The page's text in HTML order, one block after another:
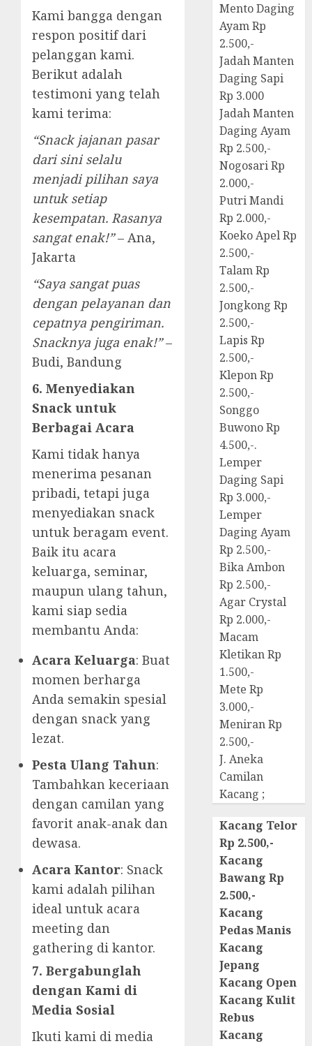
Kami bangga dengan
respon positif dari
pelanggan kami.
Berikut adalah
testimoni yang telah
kami terima:
“Snack jajanan pasar
dari sini selalu
menjadi pilihan saya
untuk setiap
kesempatan. Rasanya
sangat enak!”– Ana,
Jakarta
“Saya sangat puas
dengan pelayanan dan
cepatnya pengiriman.
Snacknya juga enak!”–
Budi, Bandung
6. Menyediakan
Snack untuk
Berbagai Acara
Kami tidak hanya
menerima pesanan
pribadi, tetapi juga
menyediakan snack
untuk beragam event.
Baik itu acara
keluarga, seminar,
maupun ulang tahun,
kami siap sedia
membantu Anda:
Acara Keluarga: Buat
momen berharga
Anda semakin spesial
dengan snack yang
lezat.
Pesta Ulang Tahun:
Tambahkan keceriaan
dengan camilan yang
favorit anak-anak dan
dewasa.
Acara Kantor: Snack
kami adalah pilihan
ideal untuk acara
meeting dan
gathering di kantor.
7. Bergabunglah
dengan Kami di
Media Sosial
Ikuti kami di media
Mento Daging
Ayam Rp
2.500,-
Jadah Manten
Daging Sapi
Rp 3.000
Jadah Manten
Daging Ayam
Rp 2.500,-
Nogosari Rp
2.000,-
Putri Mandi
Rp 2.000,-
Koeko Apel Rp
2.500,-
Talam Rp
2.500,-
Jongkong Rp
2.500,-
Lapis Rp
2.500,-
Klepon Rp
2.500,-
Songgo
Buwono Rp
4.500,-.
Lemper
Daging Sapi
Rp 3.000,-
Lemper
Daging Ayam
Rp 2.500,-
Bika Ambon
Rp 2.500,-
Agar Crystal
Rp 2.000,-
Macam
Kletikan Rp
1.500,-
Mete Rp
3.000,-
Meniran Rp
2.500,-
J. Aneka
Camilan
Kacang ;
Kacang Telor
Rp 2.500,-
Kacang
Bawang Rp
2.500,-
Kacang
Pedas Manis
Kacang
Jepang
Kacang Open
Kacang Kulit
Rebus
Kacang